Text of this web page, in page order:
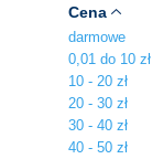
Cena
darmowe
0,01 do 10 zł
10 - 20 zł
20 - 30 zł
30 - 40 zł
40 - 50 zł